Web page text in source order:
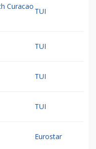
Curacao
TUI
TUI
TUI
TUI
Eurostar